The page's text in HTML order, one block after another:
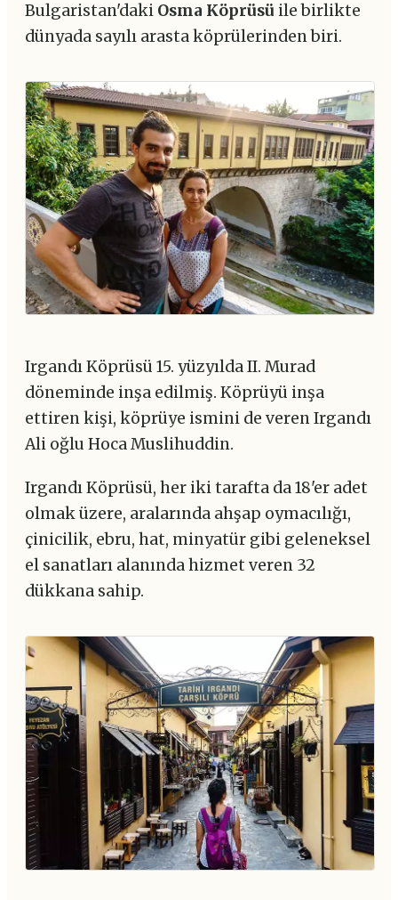
Bulgaristan'daki Osma Köprüsü ile birlikte
dünyada sayılı arasta köprülerinden biri.
Irgandı Köprüsü 15. yüzyılda II. Murad
döneminde inşa edilmiş. Köprüyü inşa
ettiren kişi, köprüye ismini de veren Irgandı
Ali oğlu Hoca Muslihuddin.
Irgandı Köprüsü, her iki tarafta da 18'er adet
olmak üzere, aralarında ahşap oymacılığı,
çinicilik, ebru, hat, minyatür gibi geleneksel
el sanatları alanında hizmet veren 32
dükkana sahip.